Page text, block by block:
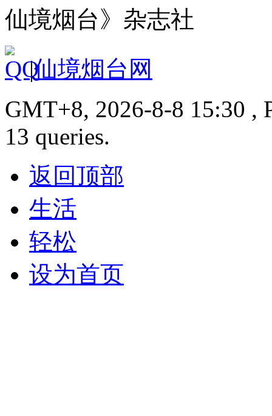
仙境烟台》杂志社
|仙境烟台网
GMT+8, 2026-8-8 15:30 ,
13 queries.
返回顶部
生活
轻松
设为首页